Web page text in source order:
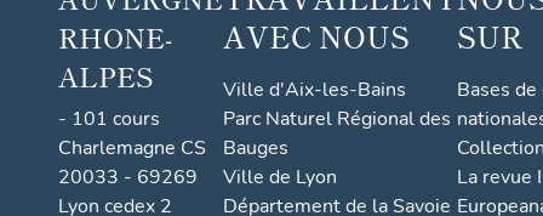
RHONE-
ALPES
- 101 cours
Charlemagne CS
20033 - 69269
Lyon cedex 2
AVEC NOUS
Ville d'Aix-les-Bains
Parc Naturel Régional des
Bauges
Ville de Lyon
Département de la Savoie
SUR
Bases
La revue